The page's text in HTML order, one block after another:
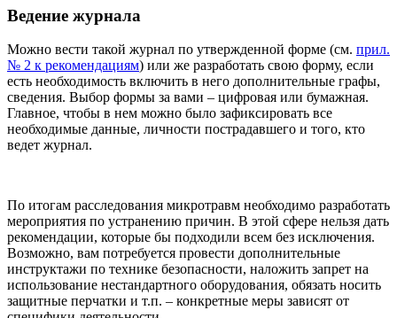
Ведение журнала
Можно вести такой журнал по утвержденной форме (см. прил.
№ 2 к рекомендациям) или же разработать свою форму, если
есть необходимость включить в него дополнительные графы,
сведения. Выбор формы за вами – цифровая или бумажная.
Главное, чтобы в нем можно было зафиксировать все
необходимые данные, личности пострадавшего и того, кто
ведет журнал.
По итогам расследования микротравм необходимо разработать
мероприятия по устранению причин. В этой сфере нельзя дать
рекомендации, которые бы подходили всем без исключения.
Возможно, вам потребуется провести дополнительные
инструктажи по технике безопасности, наложить запрет на
использование нестандартного оборудования, обязать носить
защитные перчатки и т.п. – конкретные меры зависят от